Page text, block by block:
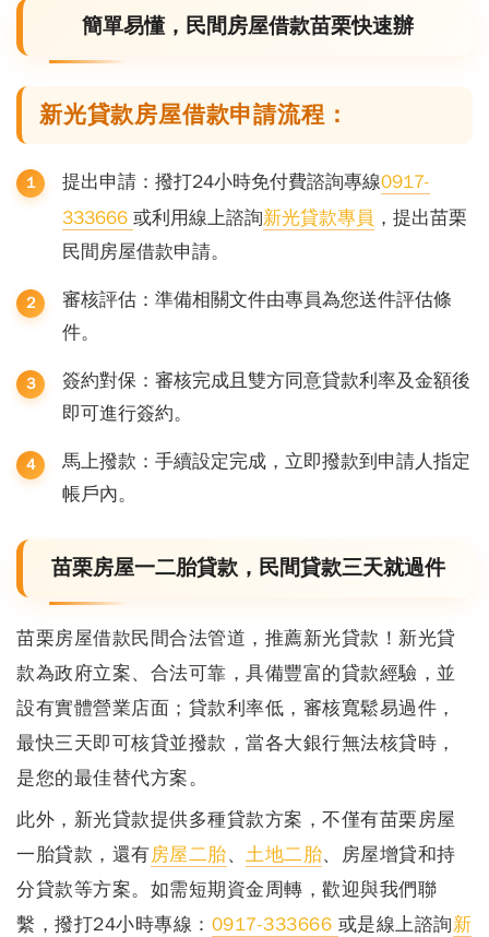
簡單易懂，民間房屋借款苗栗快速辦
新光貸款房屋借款申請流程：
提出申請：撥打24小時免付費諮詢專線0917-
333666 或利用線上諮詢新光貸款專員 ， 提出苗栗
民間房屋借款申請。
審核評估：準備相關文件由專員為您送件評估條
件。
簽約對保：審核完成且雙方同意貸款利率及金額後
即可進行簽約。
馬上撥款：手續設定完成，立即撥款到申請人指定
帳戶內。
苗栗房屋一二胎貸款，民間貸款三天就過件
苗栗房屋借款民間合法管道，推薦新光貸款！ 新光貸
款為政府立案、合法可靠，具備豐富的貸款經驗，並
設有實體營業店面；貸款利率低，審核寬鬆易過件，
最快三天即可核貸並撥款，當各大銀行無法核貸時，
是您的最佳替代方案。
此外，新光貸款提供多種貸款方案，不僅有苗栗房屋
一胎貸款，還有房屋二胎、 土地二胎、房屋增貸和持
分貸款等方案。如需短期資金周轉，歡迎與我們聯
繫，撥打24小時專線： 0917-333666 或是線上諮詢新